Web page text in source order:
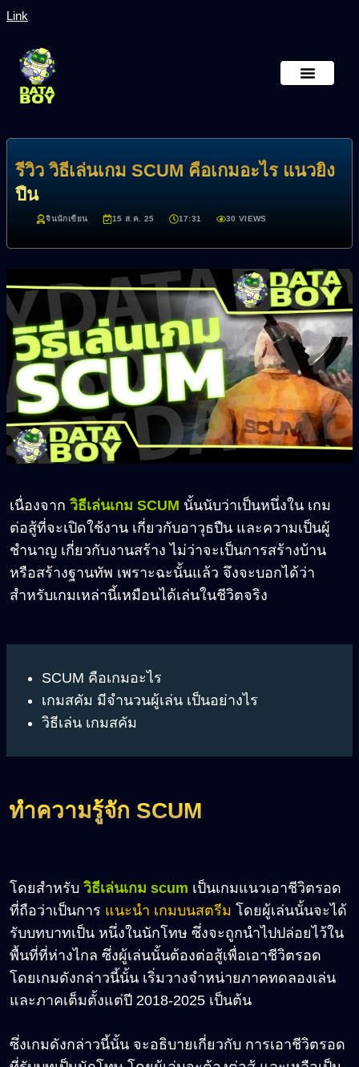
Link
รีวิว วิธีเล่นเกม SCUM คือเกมอะไร แนวยิง
ปืน
จินนักเขียน 15 ส.ค. 25 17:31 30 VIEWS
เนื่องจาก วิธีเล่นเกม SCUM นั้นนับว่าเป็นหนึ่งใน เกม
ต่อสู้ที่จะเปิดใช้งาน เกี่ยวกับอาวุธปืน และความเป็นผู้
ชำนาญ เกี่ยวกับงานสร้าง ไม่ว่าจะเป็นการสร้างบ้าน
หรือสร้างฐานทัพ เพราะฉะนั้นแล้ว จึงจะบอกได้ว่า
สำหรับเกมเหล่านี้เหมือนได้เล่นในชีวิตจริง
SCUM คือเกมอะไร
เกมสคัม มีจำนวนผู้เล่น เป็นอย่างไร
วิธีเล่น เกมสคัม
ทำความรู้จัก SCUM
โดยสำหรับ วิธีเล่นเกม scum เป็นเกมแนวเอาชีวิตรอด
ที่ถือว่าเป็นการ แนะนำ เกมบนสตรีม โดยผู้เล่นนั้นจะได้
รับบทบาทเป็น หนึ่งในนักโทษ ซึ่งจะถูกนำไปปล่อยไว้ใน
พื้นที่ที่ห่างไกล ซึ่งผู้เล่นนั้นต้องต่อสู้เพื่อเอาชีวิตรอด
โดยเกมดังกล่าวนี้นั้น เริ่มวางจำหน่ายภาคทดลองเล่น
และภาคเต็มตั้งแต่ปี 2018-2025 เป็นต้น
ซึ่งเกมดังกล่าวนี้นั้น จะอธิบายเกี่ยวกับ การเอาชีวิตรอด